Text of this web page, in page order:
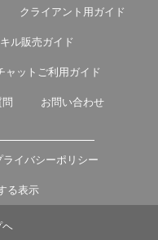
クライアント用ガイド
ル販売ガイド
ャットご利用ガイド
お問い合わせ
ライバシーポリシー
る表示
ヘ